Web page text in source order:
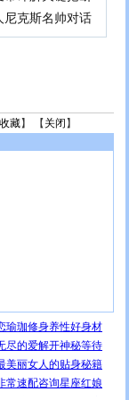
克斯名帅对话
收藏】 【 关闭 】